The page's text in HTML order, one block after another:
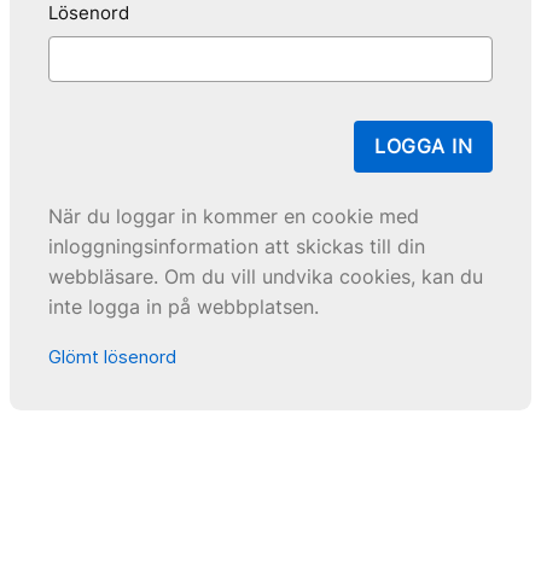
Lösenord
LOGGA IN
När du loggar in kommer en cookie med
inloggningsinformation att skickas till din
webbläsare. Om du vill undvika cookies, kan du
inte logga in på webbplatsen.
Glömt lösenord